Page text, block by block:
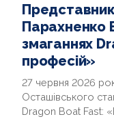
НОВИНИ
ДОКУМЕНТИ
ДОПОМОГА
Парахненко
змаганнях
професій»
27 червня 2026
Осташівського
Dragon Boat Fast: